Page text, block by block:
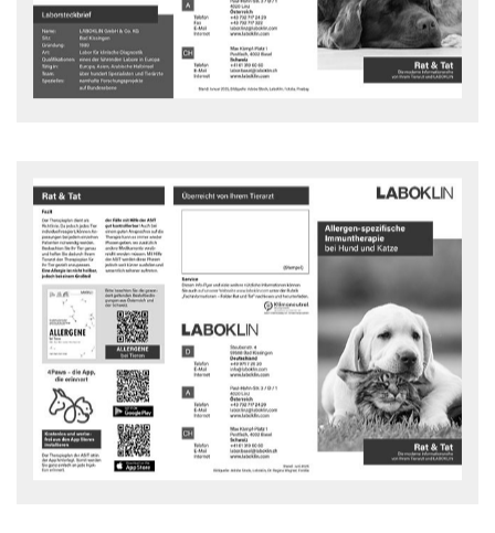
Rat und Tat Flyer - downloaden
Allergen-spezifische
Immuntherapie
Bei welchen Erkrankungen ist die Allergen-spezifische
Immuntherapie (ASIT, Hyposensibilisierung) die Therapie der Wahl?
Rat und Tat Flyer - downloaden